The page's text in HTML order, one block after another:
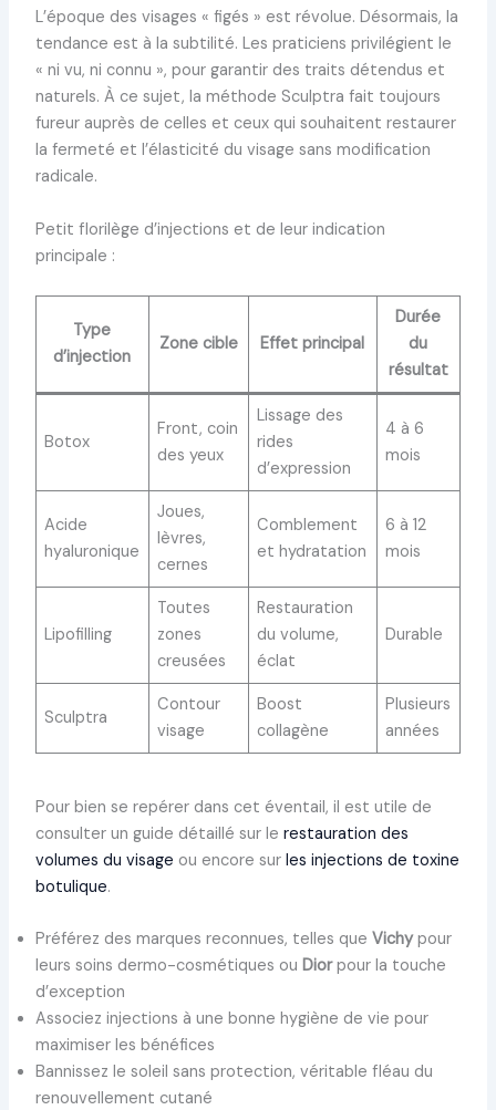
L’époque des visages « figés » est révolue. Désormais, la
tendance est à la subtilité. Les praticiens privilégient le
« ni vu, ni connu », pour garantir des traits détendus et
naturels. À ce sujet, la méthode Sculptra fait toujours
fureur auprès de celles et ceux qui souhaitent restaurer
la fermeté et l’élasticité du visage sans modification
radicale.
Petit florilège d’injections et de leur indication
principale :
Type
d’injection
Zone cible Effet principal
Durée
du
résultat
Botox
Front, coin
des yeux
Lissage des
rides
d’expression
4 à 6
mois
Acide
hyaluronique
Joues,
lèvres,
cernes
Comblement
et hydratation
6 à 12
mois
Lipofilling
Toutes
zones
creusées
Restauration
du volume,
éclat
Durable
Sculptra
Contour
visage
Boost
collagène
Plusieurs
années
Pour bien se repérer dans cet éventail, il est utile de
consulter un guide détaillé sur le restauration des
volumes du visage ou encore sur les injections de toxine
botulique.
Préférez des marques reconnues, telles que Vichypour
leurs soins dermo-cosmétiques ou Diorpour la touche
d’exception
Associez injections à une bonne hygiène de vie pour
maximiser les bénéfices
Bannissez le soleil sans protection, véritable fléau du
renouvellement cutané